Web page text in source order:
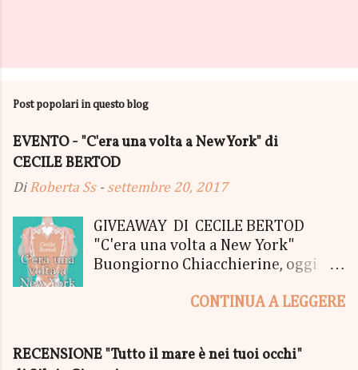
Post popolari in questo blog
EVENTO - "C'era una volta a New York" di
CECILE BERTOD
DiRoberta Ss - settembre 20, 2017
GIVEAWAY DI CECILE BERTOD
"C'era una volta a New York"
Buongiorno Chiacchierine, oggi
lanciamo il SUPER MEGA GIVEAWAY
05 Ottobre di "C'era una volta a
CONTINUA A LEGGERE
RECENSIONE "Tutto il mare è nei tuoi occhi"